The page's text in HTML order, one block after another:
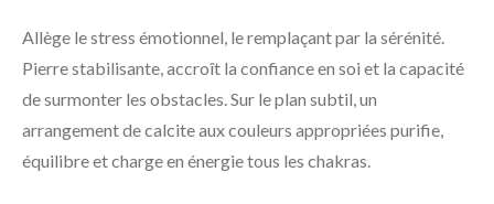
Allège le stress émotionnel, le remplaçant par la sérénité.
Pierre stabilisante, accroît la confiance en soi et la capacité
de surmonter les obstacles. Sur le plan subtil, un
arrangement de calcite aux couleurs appropriées purifie,
équilibre et charge en énergie tous les chakras.